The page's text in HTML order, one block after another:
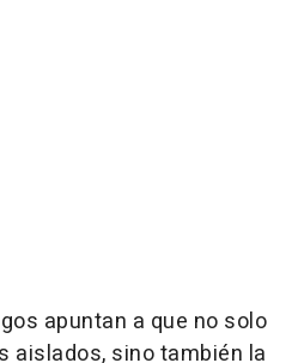
apuntan a que no solo
aislados, sino también la